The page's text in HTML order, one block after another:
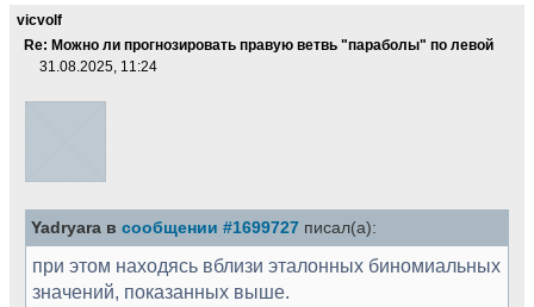
vicvolf
Re: Можно ли прогнозировать правую ветвь "параболы" по левой
31.08.2025, 11:24
Yadryara в сообщении #1699727 писал(а):
при этом находясь вблизи эталонных биномиальных
значений, показанных выше.